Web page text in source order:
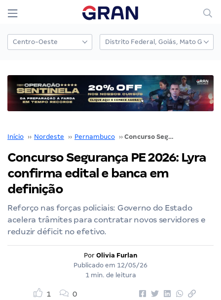
Início ›› Nordeste ›› Pernambuco ›› Concurso Segurança PE 2026: Lyra confirma edital e banca em definição
Concurso Segurança PE 2026: Lyra
confirma edital e banca em
definição
Reforço nas forças policiais: Governo do Estado
acelera trâmites para contratar novos servidores e
reduzir déficit no efetivo.
Por Olivia Furlan
Publicado em 12/05/26
1 min. de leitura
1 0